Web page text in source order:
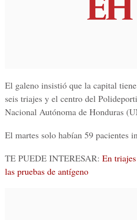
El galeno insistió que la capital
seis triajes y el centro del
Nacional Autónoma de Honduras (
El martes solo habían 59 pacientes
TE PUEDE INTERESAR: En
las pruebas de antígeno